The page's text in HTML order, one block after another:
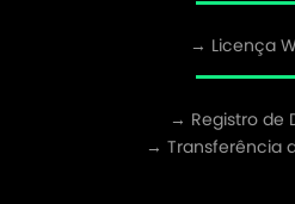
→ Licença
→ Registro de
→ Transferência